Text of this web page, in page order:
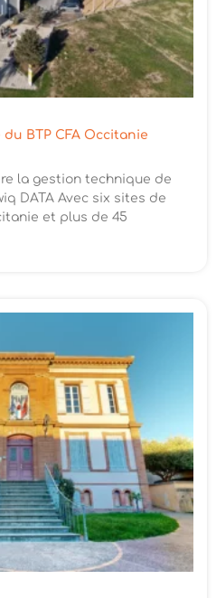
BTP CFA Occitanie
la gestion technique de
DATA Avec six sites de
et plus de 45